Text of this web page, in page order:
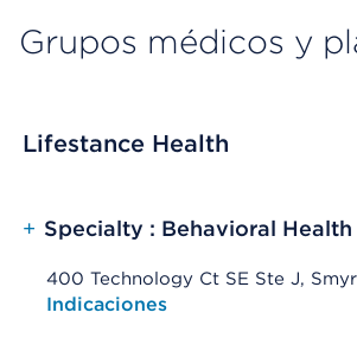
Grupos médicos y
Lifestance Health
+ Specialty : Behavioral Health
400 Technology Ct SE Ste J,
Opens native map application on
Indicaciones